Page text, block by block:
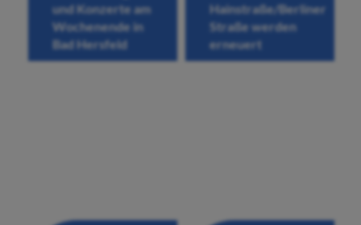
und Konzerte am
Wochenende in
Bad Hersfeld
Hainstraße/Berliner
Straße werden
erneuert